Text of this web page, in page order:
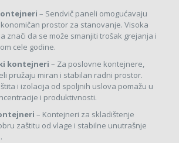
– Sendvič paneli omogućavaju
prostor za stanovanje. Visoka
znači da se može smanjiti trošak grejanja i
cele godine.
kontejneri – Za poslovne kontejnere,
pružaju miran i stabilan radni prostor.
i izolacija od spoljnih uslova pomažu u
i produktivnosti.
– Kontejneri za skladištenje
zaštitu od vlage i stabilne unutrašnje